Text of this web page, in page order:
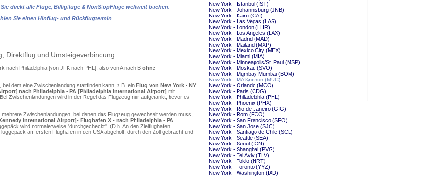
direkt alle Flüge, Billigflüge & NonStopFlüge weltweit buchen.
Sie einen Hinflug- und Rückflugtermin
Direktflug und Umsteigeverbindung:
nach Philadelphia [von JFK nach PHL]; also von A nach B ohne
dem eine Zwischenlandung stattfinden kann, z.B. ein Flug von New York - NY
nach Philadelphia - PA [Philadelphia International Airport] mit
Zwischenlandungen wird in der Regel das Flugzeug nur aufgetankt, bevor es
mehrere Zwischenlandungen, bei denen das Flugzeug gewechselt werden muss,
International Airport]- Flughafen X - nach Philadelphia - PA
wird normalerweise "durchgecheckt". (D.h. An den Zielflughafen
am ersten Flughafen in den USA abgeholt, durch den Zoll gebracht und
New York - Istanbul (IST)
New York - Johannisburg (JNB)
New York - Kairo (CAI)
New York - Las Vegas (LAS)
New York - London (LHR)
New York - Los Angeles (LAX)
New York - Madrid (MAD)
New York - Mailand (MXP)
New York - Mexico City (MEX)
New York - Miami (MIA)
New York - Minneapolis/St. Paul (MSP)
New York - Moskau (SVO)
New York - Mumbay Mumbai (BOM)
New York - MÃ¼nchen (MUC)
New York - Orlando (MCO)
New York - Paris (CDG)
New York - Philadelphia (PHL)
New York - Phoenix (PHX)
New York - Rio de Janeiro (GIG)
New York - Rom (FCO)
New York - San Francisco (SFO)
New York - San Jose (SJO)
New York - Santiago de Chile (SCL)
New York - Seattle (SEA)
New York - Seoul (ICN)
New York - Shanghai (PVG)
New York - Tel Aviv (TLV)
New York - Tokio (NRT)
New York - Toronto (YYZ)
New York - Washington (IAD)